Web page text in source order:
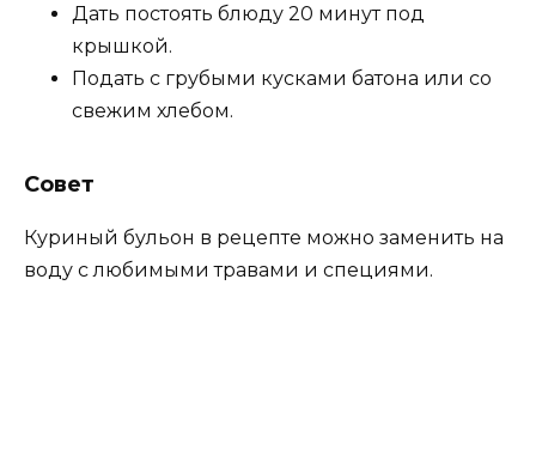
Дать постоять блюду 20 минут под
крышкой.
Подать с грубыми кусками батона или со
свежим хлебом.
Совет
Куриный бульон в рецепте можно заменить на
воду с любимыми травами и специями.